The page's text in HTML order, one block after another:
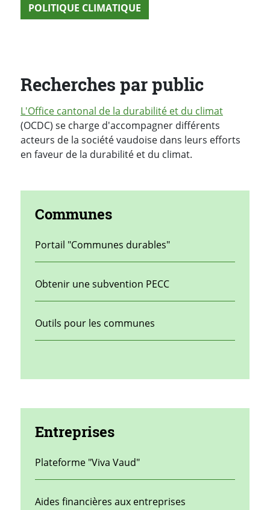
POLITIQUE CLIMATIQUE
Recherches par public
L'Office cantonal de la durabilité et du climat
(OCDC) se charge d'accompagner différents
acteurs de la société vaudoise dans leurs efforts
en faveur de la durabilité et du climat.
Communes
Portail "Communes durables"
Obtenir une subvention PECC
Outils pour les communes
Entreprises
Plateforme "Viva Vaud"
Aides financières aux entreprises